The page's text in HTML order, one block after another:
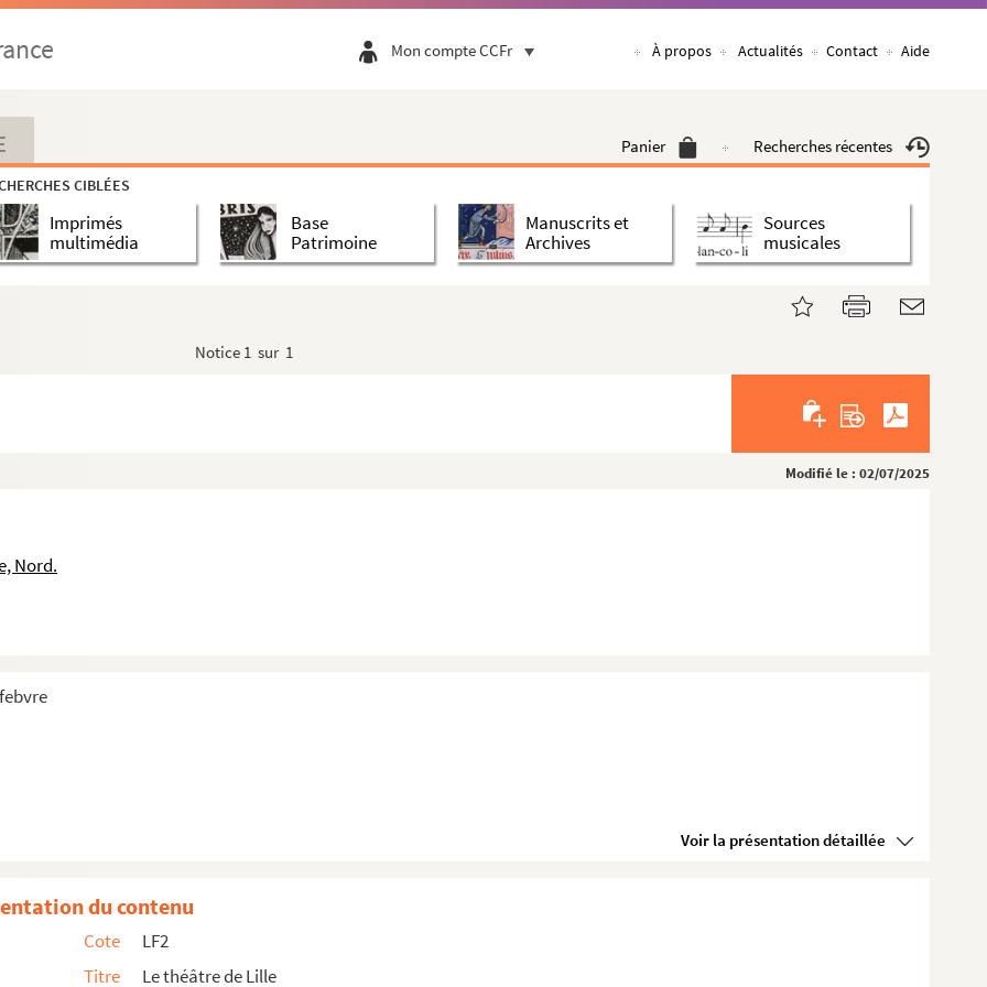
Mon compte CCFr À propos Actualités Contact Aide
Panier Recherches récentes
CIBLÉES
Imprimés
multimédia
Base
Patrimoine
Manuscrits et
Archives
Sources
musicales
Notice 1 sur 1
Modifié le : 02/07/2025
Nord.
Voir la présentation détaillée
du contenu
Cote
LF2
Titre
Le théâtre de Lille